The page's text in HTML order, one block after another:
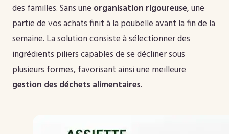
des familles. Sans une organisation rigoureuse, une
partie de vos achats finit à la poubelle avant la fin de la
semaine. La solution consiste à sélectionner des
ingrédients piliers capables de se décliner sous
plusieurs formes, favorisant ainsi une meilleure
gestion des déchets alimentaires.